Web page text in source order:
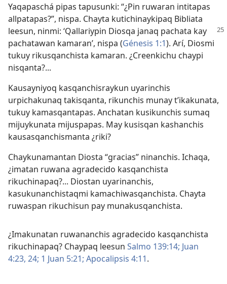
Yaqapaschá pipas tapusunki: “¿Pin ruwaran intitapas
allpatapas?”, nispa. Chayta kutichinaykipaq Bibliata
leesun, ninmi: ‘Qallariypin Diosqa janaq pachata kay
pachatawan kamaran’, nispa (Génesis 1:1). Arí, Diosmi
tukuy rikusqanchista kamaran. ¿Creenkichu chaypi
nisqanta?...
Kausayniyoq kasqanchisraykun uyarinchis
urpichakunaq takisqanta, rikunchis munay t’ikakunata,
tukuy kamasqantapas. Anchatan kusikunchis sumaq
mijuykunata mijuspapas. May kusisqan kashanchis
kausasqanchismanta ¿riki?
Chaykunamantan Diosta “gracias” ninanchis. Ichaqa,
¿imatan ruwana agradecido kasqanchista
rikuchinapaq?... Diostan uyarinanchis,
kasukunanchistaqmi kamachiwasqanchista. Chayta
ruwaspan rikuchisun pay munakusqanchista.
¿Imakunatan ruwananchis agradecido kasqanchista
rikuchinapaq? Chaypaq leesun Salmo 139:14; Juan
4:23, 24; 1 Juan 5:21; Apocalipsis 4:11.